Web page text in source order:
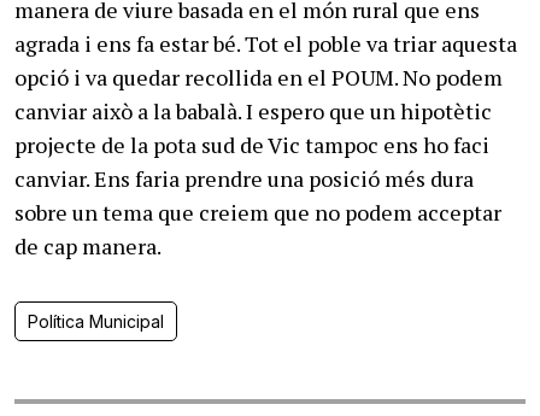
manera de viure basada en el món rural que ens
agrada i ens fa estar bé. Tot el poble va triar aquesta
opció i va quedar recollida en el POUM. No podem
canviar això a la babalà. I espero que un hipotètic
projecte de la pota sud de Vic tampoc ens ho faci
canviar. Ens faria prendre una posició més dura
sobre un tema que creiem que no podem acceptar
de cap manera.
Política Municipal